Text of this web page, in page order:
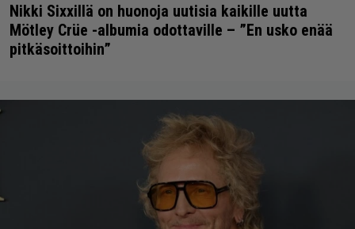
Nikki Sixxillä on huonoja uutisia kaikille uutta
Mötley Crüe -albumia odottaville – ”En usko enää
pitkäsoittoihin”